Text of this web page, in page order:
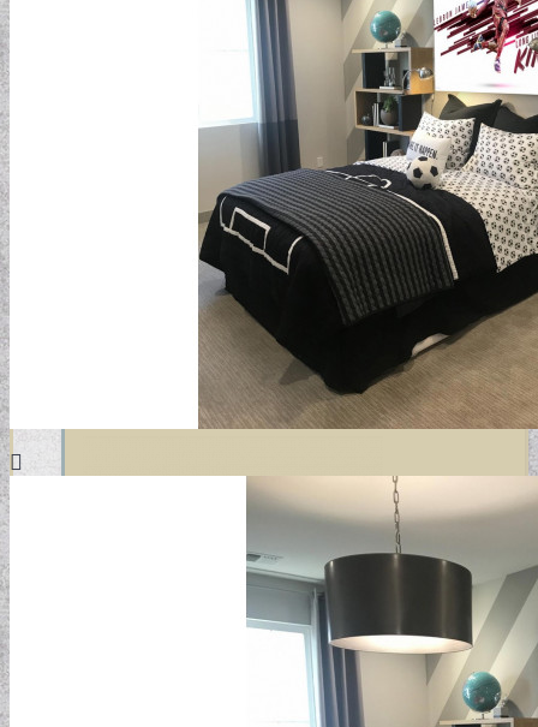
DESIGN TAPÉTÁK